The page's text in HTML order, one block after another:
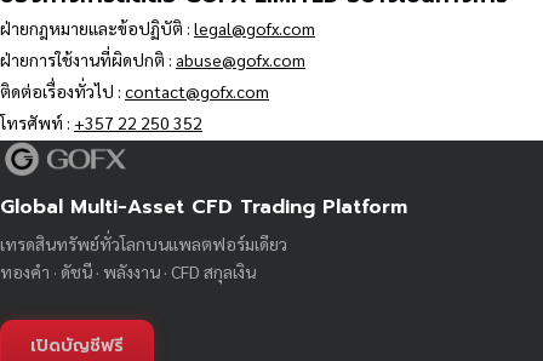
ฝ่ายกฎหมายและข้อปฏิบัติ : legal@gofx.com
ฝ่ายการใช้งานที่ผิดปกติ : abuse@gofx.com
ติดต่อเรื่องทั่วไป : contact@gofx.com
โทรศัพท์ : +357 22 250 352
Global Multi-Asset CFD Trading Platform
เทรดสินทรัพย์ทั่วโลกบนแพลตฟอร์มเดียว
ทองคำ · ดัชนี · พลังงาน · CFD สกุลเงิน
เปิดบัญชีฟรี